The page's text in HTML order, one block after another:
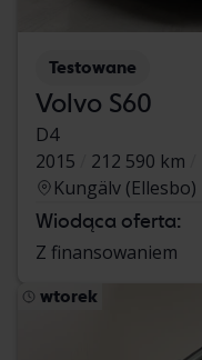
Testowane
Volvo S60
D4
2015
212 590 km
Kungälv (Ellesbo)
Wiodąca oferta:
Z finansowaniem
wtorek